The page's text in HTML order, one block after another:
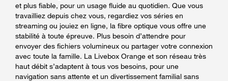
et plus fiable, pour un usage fluide au quotidien. Que vous
travailliez depuis chez vous, regardiez vos séries en
streaming ou jouiez en ligne, la fibre optique vous offre une
stabilité à toute épreuve. Plus besoin d’attendre pour
envoyer des fichiers volumineux ou partager votre connexion
avec toute la famille. La Livebox Orange et son réseau très
haut débit s’adaptent à tous vos besoins, pour une
navigation sans attente et un divertissement familial sans